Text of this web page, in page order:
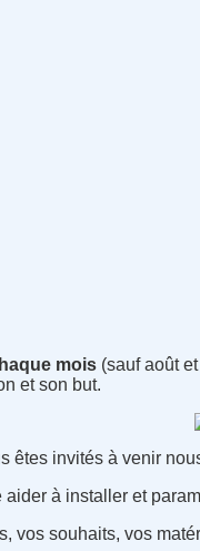
mois (sauf août
et son but.
êtes invités à venir
à installer et
vos souhaits, vos